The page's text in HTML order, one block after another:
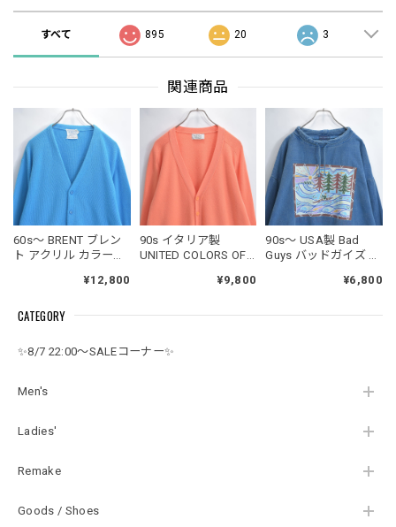
CATEGORY
✨8/7 22:00～SALEコーナー✨
Men's
Ladies'
Remake
Goods / Shoes
すべて 895 20 3
関連商品
60s～ BRENT ブレン
ト アクリル カラーニ
ィガン セーター ター
テージ ビンテージ
ンズLサイズ
¥12,800
90s イタリア製
UNITED COLORS OF
ッドカラーズオブベ
ネック ニット カーデ
テージ ビンテージ ヨ
ーロッパ古着 メンズ
¥9,800
90s～ USA製 Bad
Guys バッドガイズ モ
トリング カヌーグラ
トレーナー デサント
¥6,800